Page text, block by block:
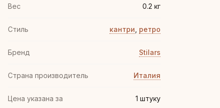
Вес 0.2 кг
Стиль кантри ретро
Бренд Stilars
Страна производитель Италия
Цена указана за 1 штуку